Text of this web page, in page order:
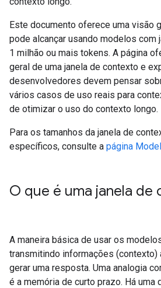
Este documento oferece uma visão
pode alcançar usando modelos com
1 milhão ou mais tokens. A página
geral de uma janela de contexto e
desenvolvedores devem pensar
vários casos de uso reais para
de otimizar o uso do contexto longo.
Para os tamanhos da janela de
específicos, consulte a página
O que é uma janela de
A maneira básica de usar os
transmitindo informações (contexto)
gerar uma resposta. Uma analogia
é a memória de curto prazo. Há uma